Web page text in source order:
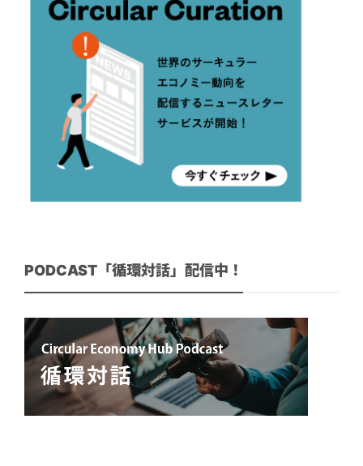
PODCAST「循環対話」配信中！